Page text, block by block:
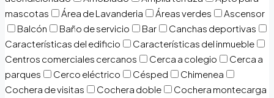
mascotas
Área de Lavanderia Áreas verdes
Ascensor
Balcón
Baño de servicio Bar
Canchas deportivas
Características del edificio
Características del inmueble
Centros comerciales cercanos
Cerca a colegio
Cerca a
parques
Cerco eléctrico Césped
Chimenea
Cochera de visitas
Cochera doble
Cochera montecarga